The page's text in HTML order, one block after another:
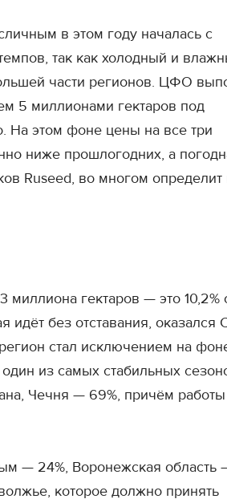
в этом году началась с
так как холодный и
части регионов. ЦФО
5 миллионами гектаров под
На этом фоне цены на все три
ниже прошлогодних, а
Ruseed, во многом определит
миллиона гектаров — это 10,2%
идёт без отставания,
стал исключением на
из самых стабильных
Чечня — 69%, причём работы
— 24%, Воронежская область
которое должно принять